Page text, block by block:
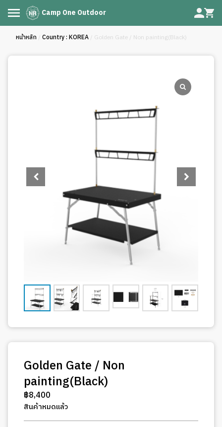
Camp One Outdoor
หน้าหลัก / Country : KOREA / Golden Gate / Non painting(Black)
Golden Gate / Non
painting(Black)
฿8,400
สินค้าหมดแล้ว